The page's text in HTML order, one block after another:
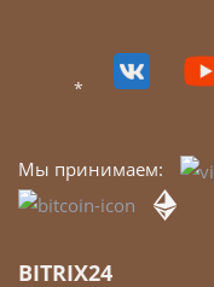
*
Мы принимаем:
BITRIX24